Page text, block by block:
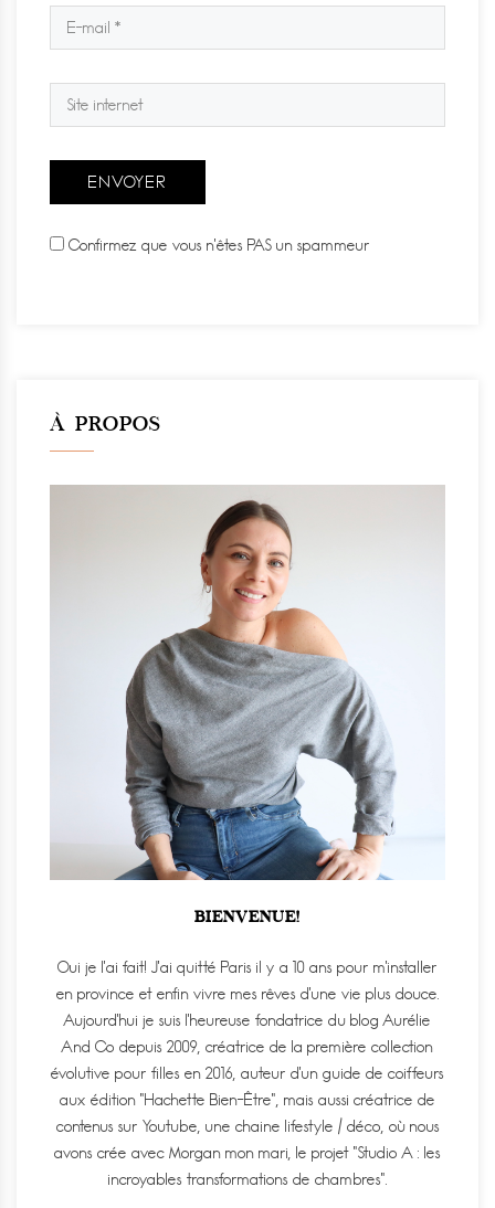
Confirmez que vous n'êtes PAS un spammeur
À PROPOS
BIENVENUE!
Oui je l'ai fait! J'ai quitté Paris il y a 10 ans pour m'installer
en province et enfin vivre mes rêves d'une vie plus douce.
Aujourd'hui je suis l'heureuse fondatrice du blog Aurélie
And Co depuis 2009, créatrice de la première collection
évolutive pour filles en 2016, auteur d'un guide de coiffeurs
aux édition "Hachette Bien-Être", mais aussi créatrice de
contenus sur Youtube, une chaine lifestyle / déco, où nous
avons crée avec Morgan mon mari, le projet "Studio A : les
incroyables transformations de chambres".